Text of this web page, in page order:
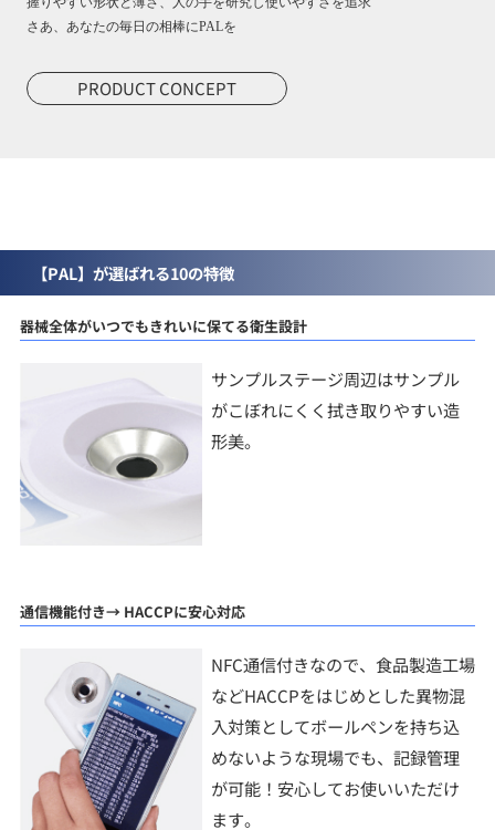
さあ、あなたの毎日の相棒にPALを
PRODUCT CONCEPT
【PAL】が選ばれる10の特徴
器械全体がいつでもきれいに保てる衛生設計
サンプルステージ周辺はサンプル
がこぼれにくく拭き取りやすい造
形美。
通信機能付き→ HACCPに安心対応
NFC通信付きなので、食品製造工場
などHACCPをはじめとした異物混
入対策としてボールペンを持ち込
めないような現場でも、記録管理
が可能！安心してお使いいただけ
ます。